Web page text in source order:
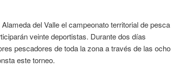
del Valle el campeonato territorial de pesca
veinte deportistas. Durante dos días
pescadores de toda la zona a través de las ocho
este torneo.